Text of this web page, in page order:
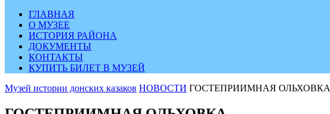
ГЛАВНАЯ
О МУЗЕЕ
ИСТОРИЯ РАЙОНА
ДОКУМЕНТЫ
КОНТАКТЫ
КУПИТЬ БИЛЕТ В МУЗЕЙ
КНОПКА
Музей истории донских казаков НОВОСТИ ГОСТЕПРИИМНАЯ ОЛЬХОВКА